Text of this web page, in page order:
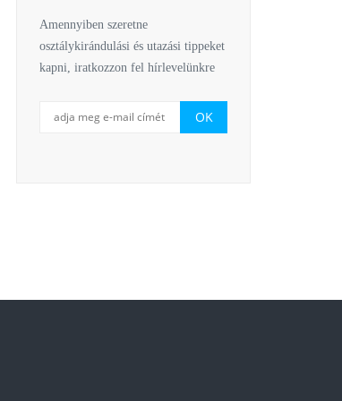
Amennyiben szeretne
osztálykirándulási és utazási tippeket
kapni, iratkozzon fel hírlevelünkre